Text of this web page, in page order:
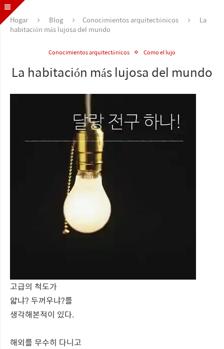
Hogar Blog Conocimientos arquitectónicos
La
habitación más lujosa del mundo
Conocimientos arquitectónicos Como el lujo
La habitación más lujosa del mundo
고급의 척도가
얇냐? 두꺼우냐?를
생각해본적이 있다.
해외를 무수히 다니고